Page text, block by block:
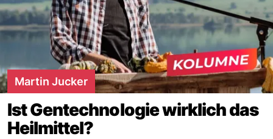
Martin Jucker
Ist Gentechnologie wirklich das
Heilmittel?